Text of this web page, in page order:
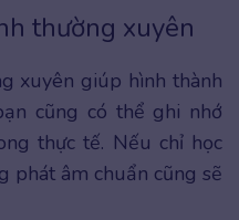
thường xuyên
xuyên giúp hình thành
cũng có thể ghi nhớ
thực tế. Nếu chỉ học
phát âm chuẩn cũng sẽ